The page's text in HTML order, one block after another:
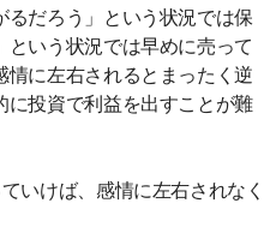
だろう」という状況では保
いう状況では早めに売って
情に左右されるとまったく逆
投資で利益を出すことが難
いけば、感情に左右されなく